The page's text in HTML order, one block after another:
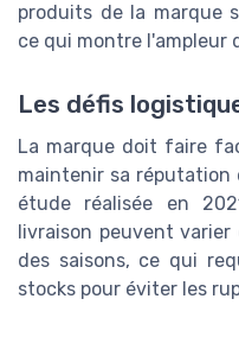
produits de la marque
ce qui montre l'ampleur
Les défis
La marque doit faire
maintenir sa réputation
étude réalisée en
livraison peuvent
des saisons, ce qui
stocks pour éviter les